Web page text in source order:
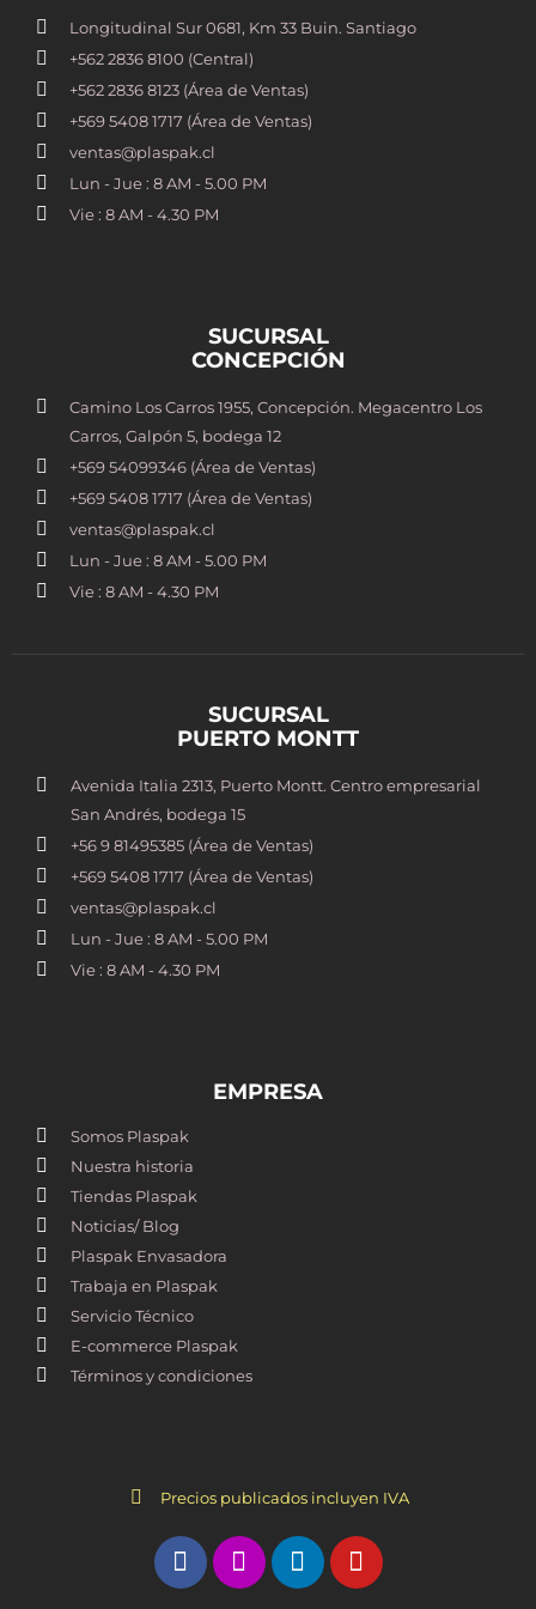
Longitudinal Sur 0681, Km 33 Buin. Santiago
+562 2836 8100​ (Central)
+562 2836 8123 (Área de Ventas)
+569 5408 1717 (Área de Ventas)
ventas@plaspak.cl
Lun - Jue : 8 AM - 5.00 PM
Vie : 8 AM - 4.30 PM
SUCURSAL
CONCEPCIÓN
Camino Los Carros 1955, Concepción. Megacentro Los
Carros, Galpón 5, bodega 12
+569 54099346 (Área de Ventas)
+569 5408 1717 (Área de Ventas)
ventas@plaspak.cl
Lun - Jue : 8 AM - 5.00 PM
Vie : 8 AM - 4.30 PM
SUCURSAL
PUERTO MONTT
Avenida Italia 2313, Puerto Montt. Centro empresarial
San Andrés, bodega 15
+56 9 81495385 (Área de Ventas)
+569 5408 1717 (Área de Ventas)
ventas@plaspak.cl
Lun - Jue : 8 AM - 5.00 PM
Vie : 8 AM - 4.30 PM
EMPRESA
Somos Plaspak
Nuestra historia
Tiendas Plaspak
Noticias/ Blog
Plaspak Envasadora
Trabaja en Plaspak
Servicio Técnico
E-commerce Plaspak
Términos y condiciones
Precios publicados incluyen IVA